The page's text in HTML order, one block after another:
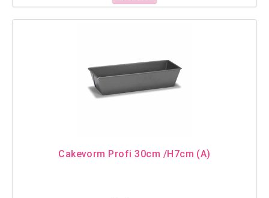
Cakevorm Profi 30cm /H7cm (A)